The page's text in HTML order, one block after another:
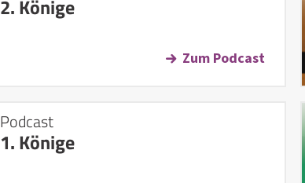
2. Könige
Zum Podcast
Podcast
1. Könige